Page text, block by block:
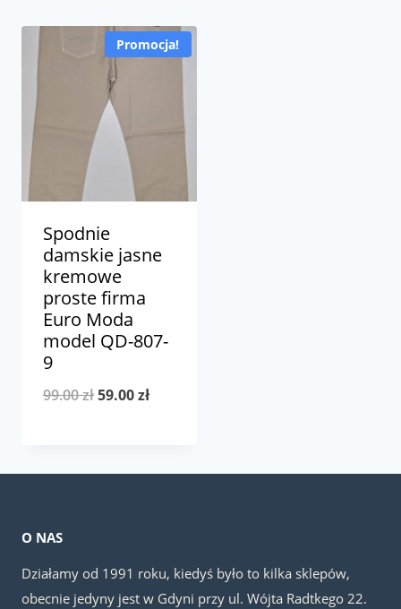
Promocja!
Spodnie
damskie jasne
kremowe
proste firma
Euro Moda
model QD-807-
9
99.00złPierwotna
99.00 zł.
59.00złAktualna
59.00 zł.
O NAS
Działamy od 1991 roku, kiedyś było to kilka sklepów,
obecnie jedyny jest w Gdyni przy ul. Wójta Radtkego 22.